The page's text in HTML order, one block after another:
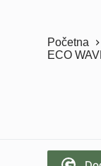
Početna
ECO